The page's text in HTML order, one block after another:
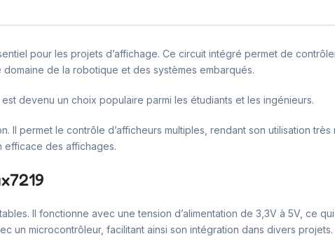
pour les projets d’affichage. Ce circuit intégré permet de
de la robotique et des systèmes embarqués.
est devenu un choix populaire parmi les étudiants et les ingénieurs.
Il permet le contrôle d’afficheurs multiples, rendant son utilisation
efficace des affichages.
Il fonctionne avec une tension d’alimentation de 3,3V à 5V, ce
un microcontrôleur, facilitant ainsi son intégration dans divers projets.